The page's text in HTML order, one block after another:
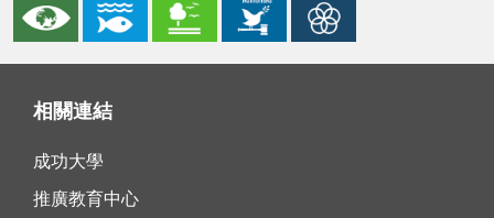
相關連結
成功大學
推廣教育中心